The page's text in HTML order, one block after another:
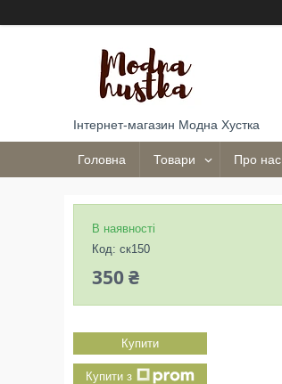
Інтернет-магазин Модна Хустка
Головна Товари Про нас
В наявності
Код: ск150
350 ₴
Купити
Купити з